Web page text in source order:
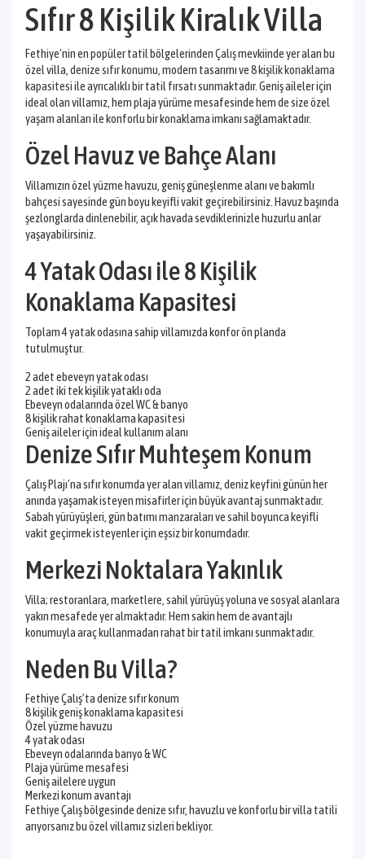
Sıfır 8 Kişilik Kiralık Villa
Fethiye’nin en popüler tatil bölgelerindenÇalışmevkiinde yer alan bu
özel villa, denize sıfır konumu , modern tasarımı ve8 kişilik konaklama
kapasitesiile ayrıcalıklı bir tatil fırsatı sunmaktadır. Geniş aileler için
ideal olan villamız, hem plaja yürüme mesafesinde hem de size özel
yaşam alanları ile konforlu bir konaklama imkanı sağlamaktadır.
Özel Havuz ve Bahçe Alanı
Villamızın özel yüzme havuzu, geniş güneşlenme alanı ve bakımlı
bahçesi sayesinde gün boyu keyifli vakit geçirebilirsiniz. Havuz başında
şezlonglarda dinlenebilir, açık havada sevdiklerinizle huzurlu anlar
yaşayabilirsiniz.
4 Yatak Odası ile 8 Kişilik
Konaklama Kapasitesi
Toplam 4 yatak odasına sahip villamızda konfor ön planda
tutulmuştur.
2 adet ebeveyn yatak odası
2 adet iki tek kişilik yataklı oda
Ebeveyn odalarında özel WC & banyo
8 kişilik rahat konaklama kapasitesi
Geniş aileler için ideal kullanım alanı
Denize Sıfır Muhteşem Konum
Çalış Plajı’na sıfır konumda yer alan villamız, deniz keyfini günün her
anında yaşamak isteyen misafirler için büyük avantaj sunmaktadır.
Sabah yürüyüşleri, gün batımı manzaraları ve sahil boyunca keyifli
vakit geçirmek isteyenler için eşsiz bir konumdadır.
Merkezi Noktalara Yakınlık
Villa; restoranlara, marketlere, sahil yürüyüş yoluna ve sosyal alanlara
yakın mesafede yer almaktadır. Hem sakin hem de avantajlı
konumuyla araç kullanmadan rahat bir tatil imkanı sunmaktadır.
Neden Bu Villa?
Fethiye Çalış’ta denize sıfır konum
8 kişilik geniş konaklama kapasitesi
Özel yüzme havuzu
4 yatak odası
Ebeveyn odalarında banyo & WC
Plaja yürüme mesafesi
Geniş ailelere uygun
Merkezi konum avantajı
Fethiye Çalış bölgesinde denize sıfır, havuzlu ve konforlu bir villa tatili
arıyorsanız bu özel villamız sizleri bekliyor.